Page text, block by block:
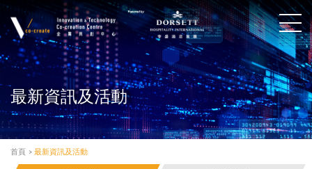
最新資訊及活動
首頁 > 最新資訊及活動